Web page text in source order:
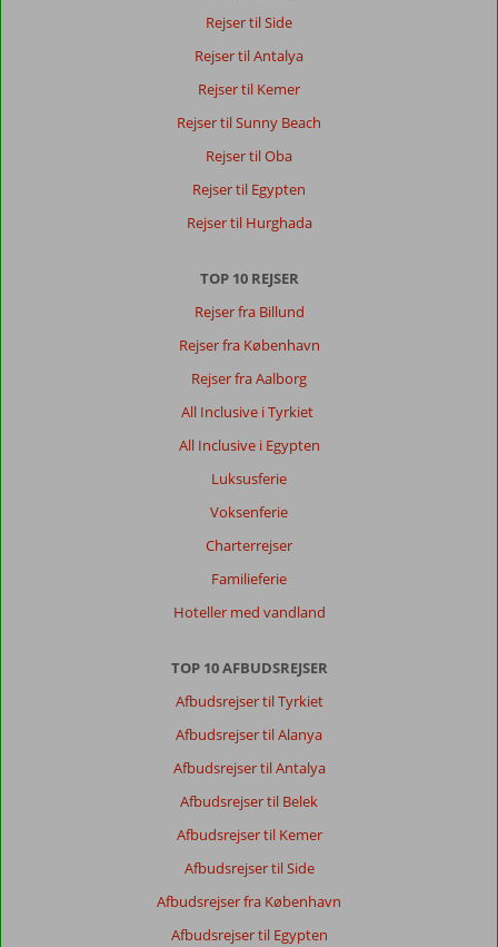
Rejser til Side
Rejser til Antalya
Rejser til Kemer
Rejser til Sunny Beach
Rejser til Oba
Rejser til Egypten
Rejser til Hurghada
TOP 10 REJSER
Rejser fra Billund
Rejser fra København
Rejser fra Aalborg
All Inclusive i Tyrkiet
All Inclusive i Egypten
Luksusferie
Voksenferie
Charterrejser
Familieferie
Hoteller med vandland
TOP 10 AFBUDSREJSER
Afbudsrejser til Tyrkiet
Afbudsrejser til Alanya
Afbudsrejser til Antalya
Afbudsrejser til Belek
Afbudsrejser til Kemer
Afbudsrejser til Side
Afbudsrejser fra København
Afbudsrejser til Egypten